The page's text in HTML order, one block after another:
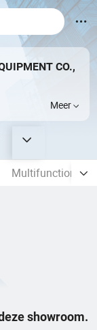
CO.,
Meer
Multifunctionele
showroom.